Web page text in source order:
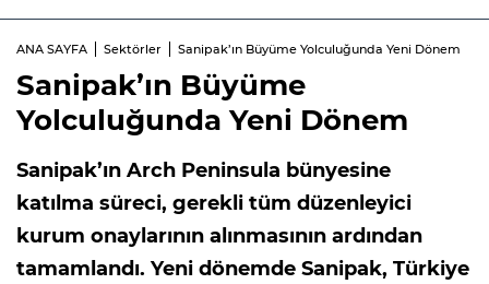
ANA SAYFA Sektörler Sanipak’ın Büyüme Yolculuğunda Yeni Dönem
Sanipak’ın Büyüme
Yolculuğunda Yeni Dönem
Sanipak’ın Arch Peninsula bünyesine
katılma süreci, gerekli tüm düzenleyici
kurum onaylarının alınmasının ardından
tamamlandı. Yeni dönemde Sanipak, Türkiye